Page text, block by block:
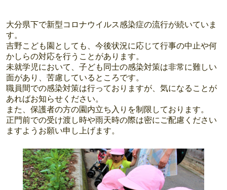
大分県下で新型コロナウイルス感染症の流行が続いていま
す。
吉野こども園としても、今後状況に応じて行事の中止や何
かしらの対応を行うことがあります。
未就学児において、子ども同士の感染対策は非常に難しい
面があり、苦慮しているところです。
職員間での感染対策は行っておりますが、気になることが
あればお知らせください。
また、保護者の方の園内立ち入りを制限しております。
正門前での受け渡し時や雨天時の際は密にご配慮ください
ますようお願い申し上げます。